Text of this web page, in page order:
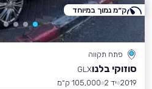
פתח תקווה
סוזוקי בלנוGLX
2019 יד 2
105,000 ק״מ
ק״מ נמוך במיוחד